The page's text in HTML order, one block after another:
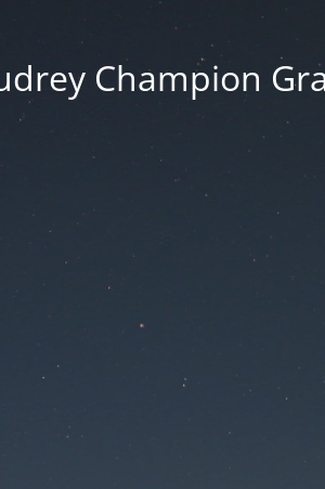
Champion